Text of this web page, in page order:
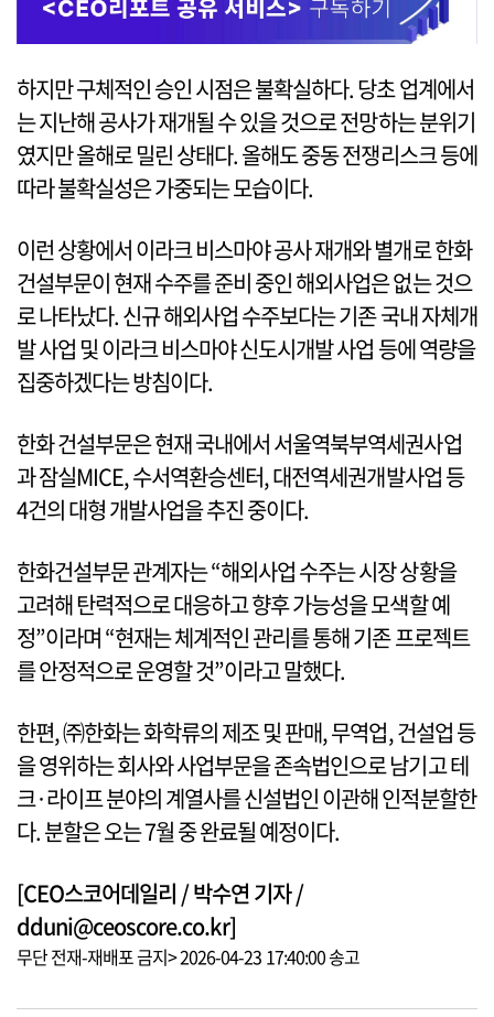
하지만 구체적인 승인 시점은 불확실하다. 당초 업계에서
는 지난해 공사가 재개될 수 있을 것으로 전망하는 분위기
였지만 올해로 밀린 상태다. 올해도 중동 전쟁리스크 등에
따라 불확실성은 가중되는 모습이다.
이런 상황에서 이라크 비스마야 공사 재개와 별개로 한화
건설부문이 현재 수주를 준비 중인 해외사업은 없는 것으
로 나타났다. 신규 해외사업 수주보다는 기존 국내 자체개
발 사업 및 이라크 비스마야 신도시개발 사업 등에 역량을
집중하겠다는 방침이다.
한화 건설부문은 현재 국내에서 서울역북부역세권사업
과 잠실MICE, 수서역환승센터, 대전역세권개발사업 등
4건의 대형 개발사업을 추진 중이다.
한화건설부문 관계자는 “해외사업 수주는 시장 상황을
고려해 탄력적으로 대응하고 향후 가능성을 모색할 예
정”이라며 “현재는 체계적인 관리를 통해 기존 프로젝트
를 안정적으로 운영할 것”이라고 말했다.
한편, ㈜한화는 화학류의 제조 및 판매, 무역업, 건설업 등
을 영위하는 회사와 사업부문을 존속법인으로 남기고 테
크·라이프 분야의 계열사를 신설법인 이관해 인적분할한
다. 분할은 오는 7월 중 완료될 예정이다.
[CEO스코어데일리 / 박수연 기자 /
dduni@ceoscore.co.kr]
무단 전재-재배포 금지> 2026-04-23 17:40:00 송고